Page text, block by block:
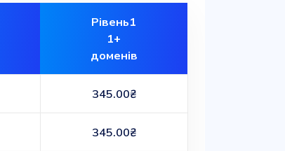
Рівень1
1+
доменів
345.00₴
345.00₴